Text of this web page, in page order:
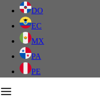
DO
EC
MX
PA
PE